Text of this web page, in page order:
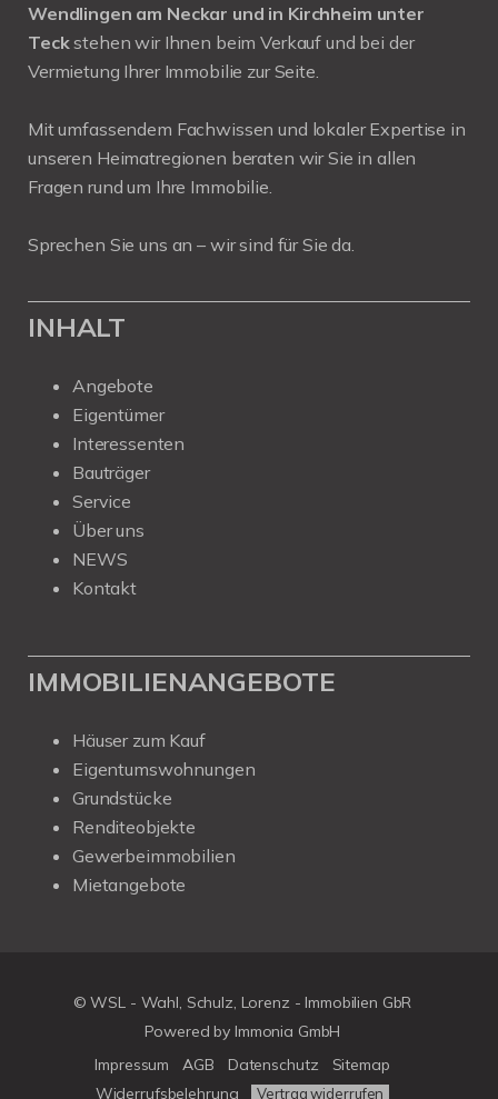
Wendlingen am Neckar und in Kirchheim unter
Teckstehen wir Ihnen beim Verkauf und bei der
Vermietung Ihrer Immobilie zur Seite.
Mit umfassendem Fachwissen und lokaler Expertise in
unseren Heimatregionen beraten wir Sie in allen
Fragen rund um Ihre Immobilie.
Sprechen Sie uns an – wir sind für Sie da.
INHALT
Angebote
Eigentümer
Interessenten
Bauträger
Service
Über uns
NEWS
Kontakt
IMMOBILIENANGEBOTE
Häuser zum Kauf
Eigentumswohnungen
Grundstücke
Renditeobjekte
Gewerbeimmobilien
Mietangebote
© WSL - Wahl, Schulz, Lorenz - Immobilien GbR
Powered by Immonia GmbH
Impressum
AGB Datenschutz
Sitemap
Widerrufsbelehrung
Vertrag widerrufen